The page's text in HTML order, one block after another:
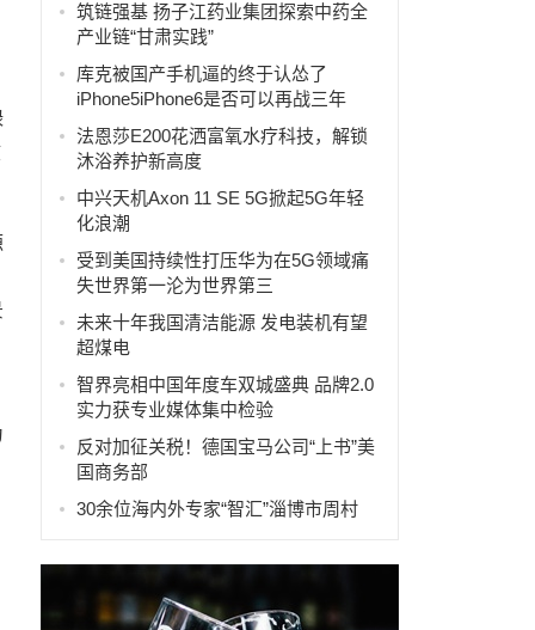
筑链强基 扬子江药业集团探索中药全
产业链“甘肃实践”
库克被国产手机逼的终于认怂了
iPhone5iPhone6是否可以再战三年
法恩莎E200花洒富氧水疗科技，解锁
沐浴养护新高度
中兴天机Axon 11 SE 5G掀起5G年轻
化浪潮
受到美国持续性打压华为在5G领域痛
失世界第一沦为世界第三
未来十年我国清洁能源 发电装机有望
超煤电
智界亮相中国年度车双城盛典 品牌2.0
实力获专业媒体集中检验
反对加征关税！德国宝马公司“上书”美
国商务部
30余位海内外专家“智汇”淄博市周村